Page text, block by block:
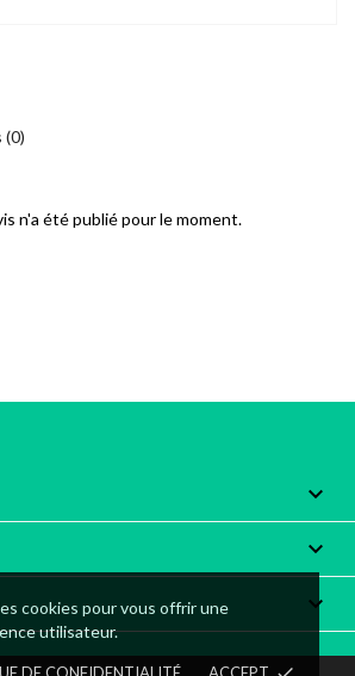
cookies pour vous offrir une
utilisateur.
DE CONFIDENTIALITÉ ACCEPT
(0)
n'a été publié pour le moment.


